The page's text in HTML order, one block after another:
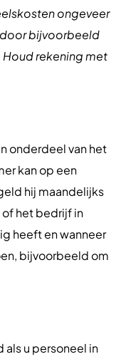
ongeveer
bijvoorbeeld
rekening met
onderdeel van het
kan op een
hij maandelijks
het bedrijf in
heeft en wanneer
bijvoorbeeld om
u personeel in